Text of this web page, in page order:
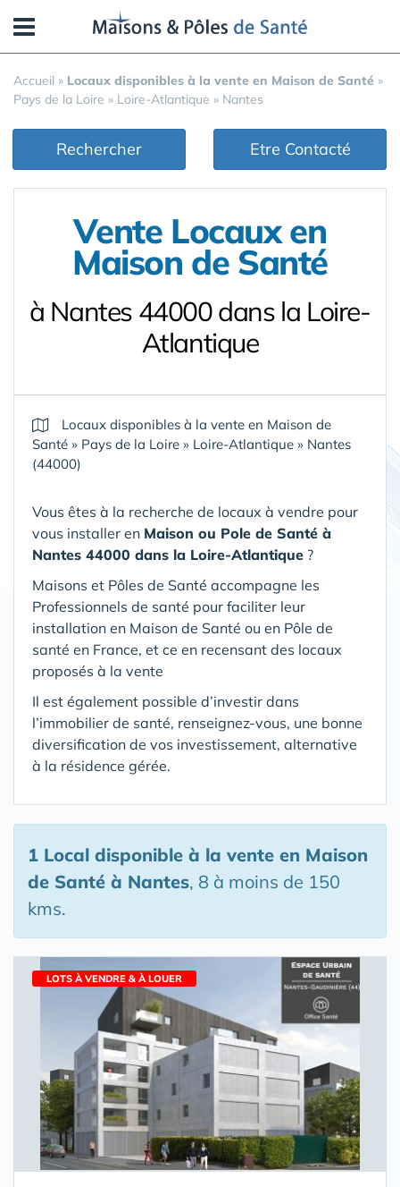
Accueil » Locaux disponibles à la vente en Maison de Santé »
Pays de la Loire » Loire-Atlantique » Nantes
Rechercher Etre Contacté
Vente Locaux en
Maison de Santé
à Nantes 44000 dans la Loire-
Atlantique
Locaux disponibles à la vente en Maison de
Santé » Pays de la Loire » Loire-Atlantique » Nantes
(44000)
Vous êtes à la recherche de locaux à vendre pour
vous installer en Maison ou Pole de Santé à
Nantes 44000 dans la Loire-Atlantique ?
Maisons et Pôles de Santé accompagne les
Professionnels de santé pour faciliter leur
installation en Maison de Santé ou en Pôle de
santé en France, et ce en recensant des locaux
proposés à la vente
Il est également possible d’investir dans
l’immobilier de santé, renseignez-vous, une bonne
diversification de vos investissement, alternative
à la résidence gérée.
1 Local disponible à la vente en Maison
de Santé à Nantes, 8 à moins de 150
kms.
LOTS À VENDRE & À LOUER
Panneau de gestion des cookies